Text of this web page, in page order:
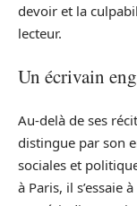
devoir et la
lecteur.
Un écrivain
Au-delà de ses
distingue par son
sociales et
à Paris, il s’essaie